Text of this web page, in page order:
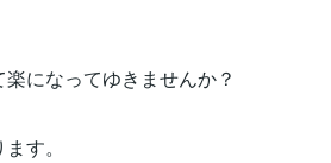
になってゆきませんか？
す。